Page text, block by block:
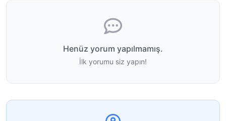
Henüz yorum yapılmamış.
İlk yorumu siz yapın!